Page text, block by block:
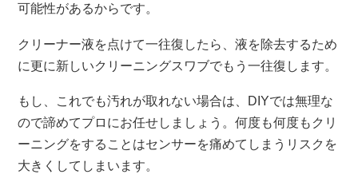
可能性があるからです。
クリーナー液を点けて一往復したら、液を除去するため
に更に新しいクリーニングスワブでもう一往復します。
もし、これでも汚れが取れない場合は、DIYでは無理な
ので諦めてプロにお任せしましょう。何度も何度もクリ
ーニングをすることはセンサーを痛めてしまうリスクを
大きくしてしまいます。